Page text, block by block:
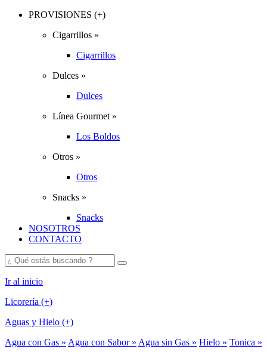
PROVISIONES (+)
Cigarrillos »
Cigarrillos
Dulces »
Dulces
Línea Gourmet »
Los Boldos
Otros »
Otros
Snacks »
Snacks
NOSOTROS
CONTACTO
Ir al inicio
Licorería (+)
Aguas y Hielo (+)
Agua con Gas » Agua con Sabor » Agua sin Gas » Hielo » Tonica »